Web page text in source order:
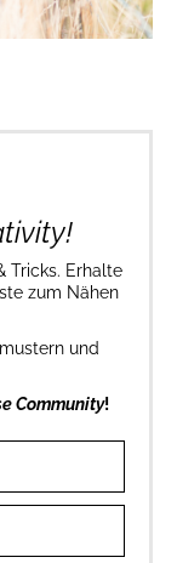
Tricks. Erhalte
zum Nähen
und
Community!